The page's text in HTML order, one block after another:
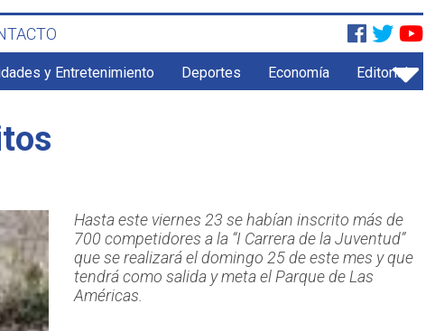
y Entretenimiento Deportes Economía Editorial
Hasta este viernes 23 se habían inscrito más de
700 competidores a la “I Carrera de la Juventud”
que se realizará el domingo 25 de este mes y que
tendrá como salida y meta el Parque de Las
Américas.